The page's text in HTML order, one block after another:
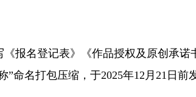
名登记表》《作品授权及原创承诺
命名打包压缩，于2025年12月21日